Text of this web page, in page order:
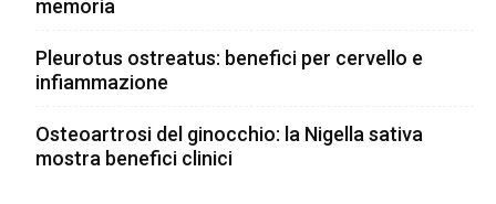
memoria
Pleurotus ostreatus: benefici per cervello e
infiammazione
Osteoartrosi del ginocchio: la Nigella sativa
mostra benefici clinici